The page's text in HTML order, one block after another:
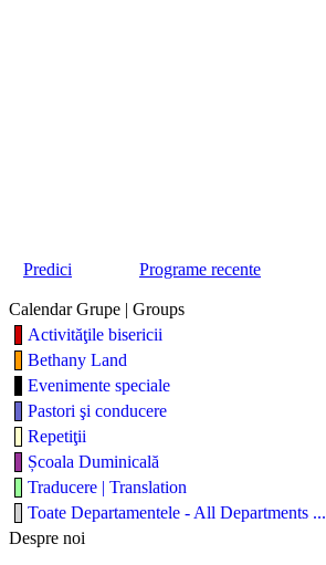
Predici Programe recente
Calendar Grupe | Groups
Activităţile bisericii
Bethany Land
Evenimente speciale
Pastori şi conducere
Repetiţii
Școala Duminicală
Traducere | Translation
Toate Departamentele - All Departments ...
Despre noi